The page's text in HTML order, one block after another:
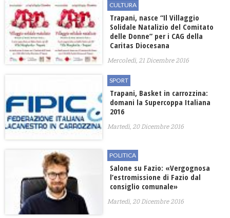
CULTURA
Trapani, nasce “Il Villaggio
Solidale Natalizio del Comitato
delle Donne” per i CAG della
Caritas Diocesana
Mercoledì, 21 Dicembre 2016
SPORT
Trapani, Basket in carrozzina:
domani la Supercoppa Italiana
2016
Martedì, 20 Dicembre 2016
POLITICA
Salone su Fazio: «Vergognosa
l’estromissione di Fazio dal
consiglio comunale»
Martedì, 20 Dicembre 2016